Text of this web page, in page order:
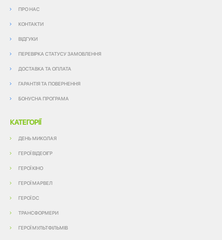
ПРО НАС
КОНТАКТИ
ВІДГУКИ
ПЕРЕВІРКА СТАТУСУ ЗАМОВЛЕННЯ
ДОСТАВКА ТА ОПЛАТА
ГАРАНТІЯ ТА ПОВЕРНЕННЯ
БОНУСНА ПРОГРАМА
КАТЕГОРІЇ
ДЕНЬ МИКОЛАЯ
ГЕРОЇ ВІДЕОІГР
ГЕРОЇ КІНО
ГЕРОЇ МАРВЕЛ
ГЕРОЇ DC
ТРАНСФОРМЕРИ
ГЕРОЇ МУЛЬТФІЛЬМІВ